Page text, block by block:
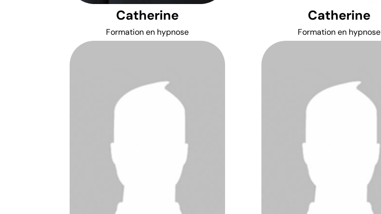
Catherine
Formation en hypnose
Catherine
Formation en hypnose